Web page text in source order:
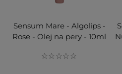
Sensum Mare - Algolips -
Rose - Olej na pery - 10ml